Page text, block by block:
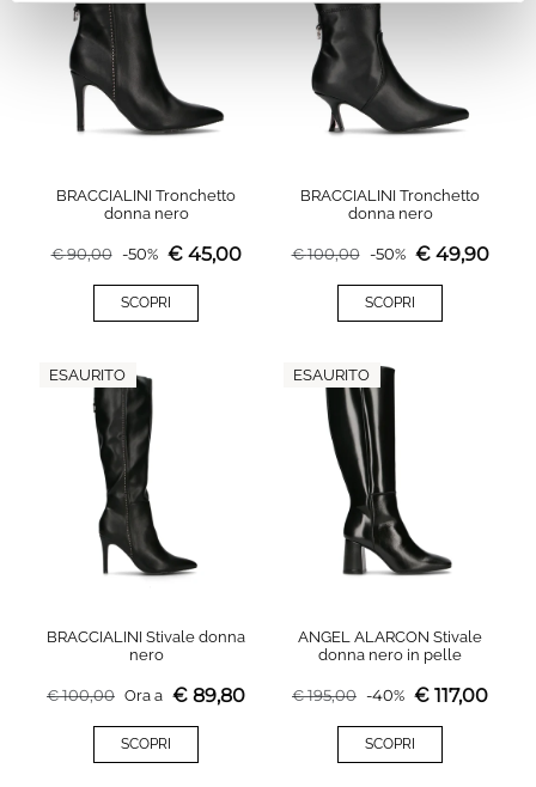
BRACCIALINI Tronchetto
donna nero
€90,00 -50% € 45,00
SCOPRI
BRACCIALINI Tronchetto
donna nero
€100,00 -50% € 49,90
SCOPRI
ESAURITO
BRACCIALINI Stivale donna
nero
€100,00 Ora a € 89,80
SCOPRI
ESAURITO
ANGEL ALARCON Stivale
donna nero in pelle
€195,00 -40% € 117,00
SCOPRI